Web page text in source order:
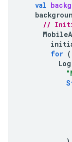
val
//
for
Log